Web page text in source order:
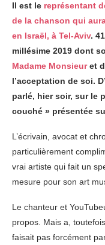
Il est le représentant
de la chanson qui
en Israël, à Tel-Aviv.
millésime 2019 dont
Madame Monsieuret
l’acceptation de soi.
parlé, hier soir, sur le
couché » présentée
L’écrivain, avocat et
particulièrement
vrai artiste qui fait un
mesure pour son art
Le chanteur et
propos. Mais a,
faisait pas forcément